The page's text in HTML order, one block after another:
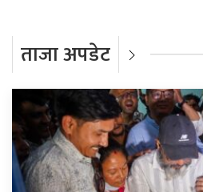
ताजा अपडेट